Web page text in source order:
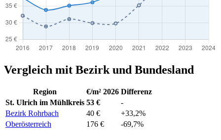
Vergleich mit Bezirk und Bundesland
Region €/m² 2026 Differenz
St. Ulrich im Mühlkreis 53 €
-
Bezirk Rohrbach
40 €
+33,2%
Oberösterreich
176 € -69,7%